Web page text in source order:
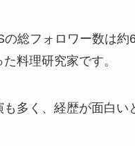
の総フォロワー数は約
料理研究家です。
も多く、経歴が面白い